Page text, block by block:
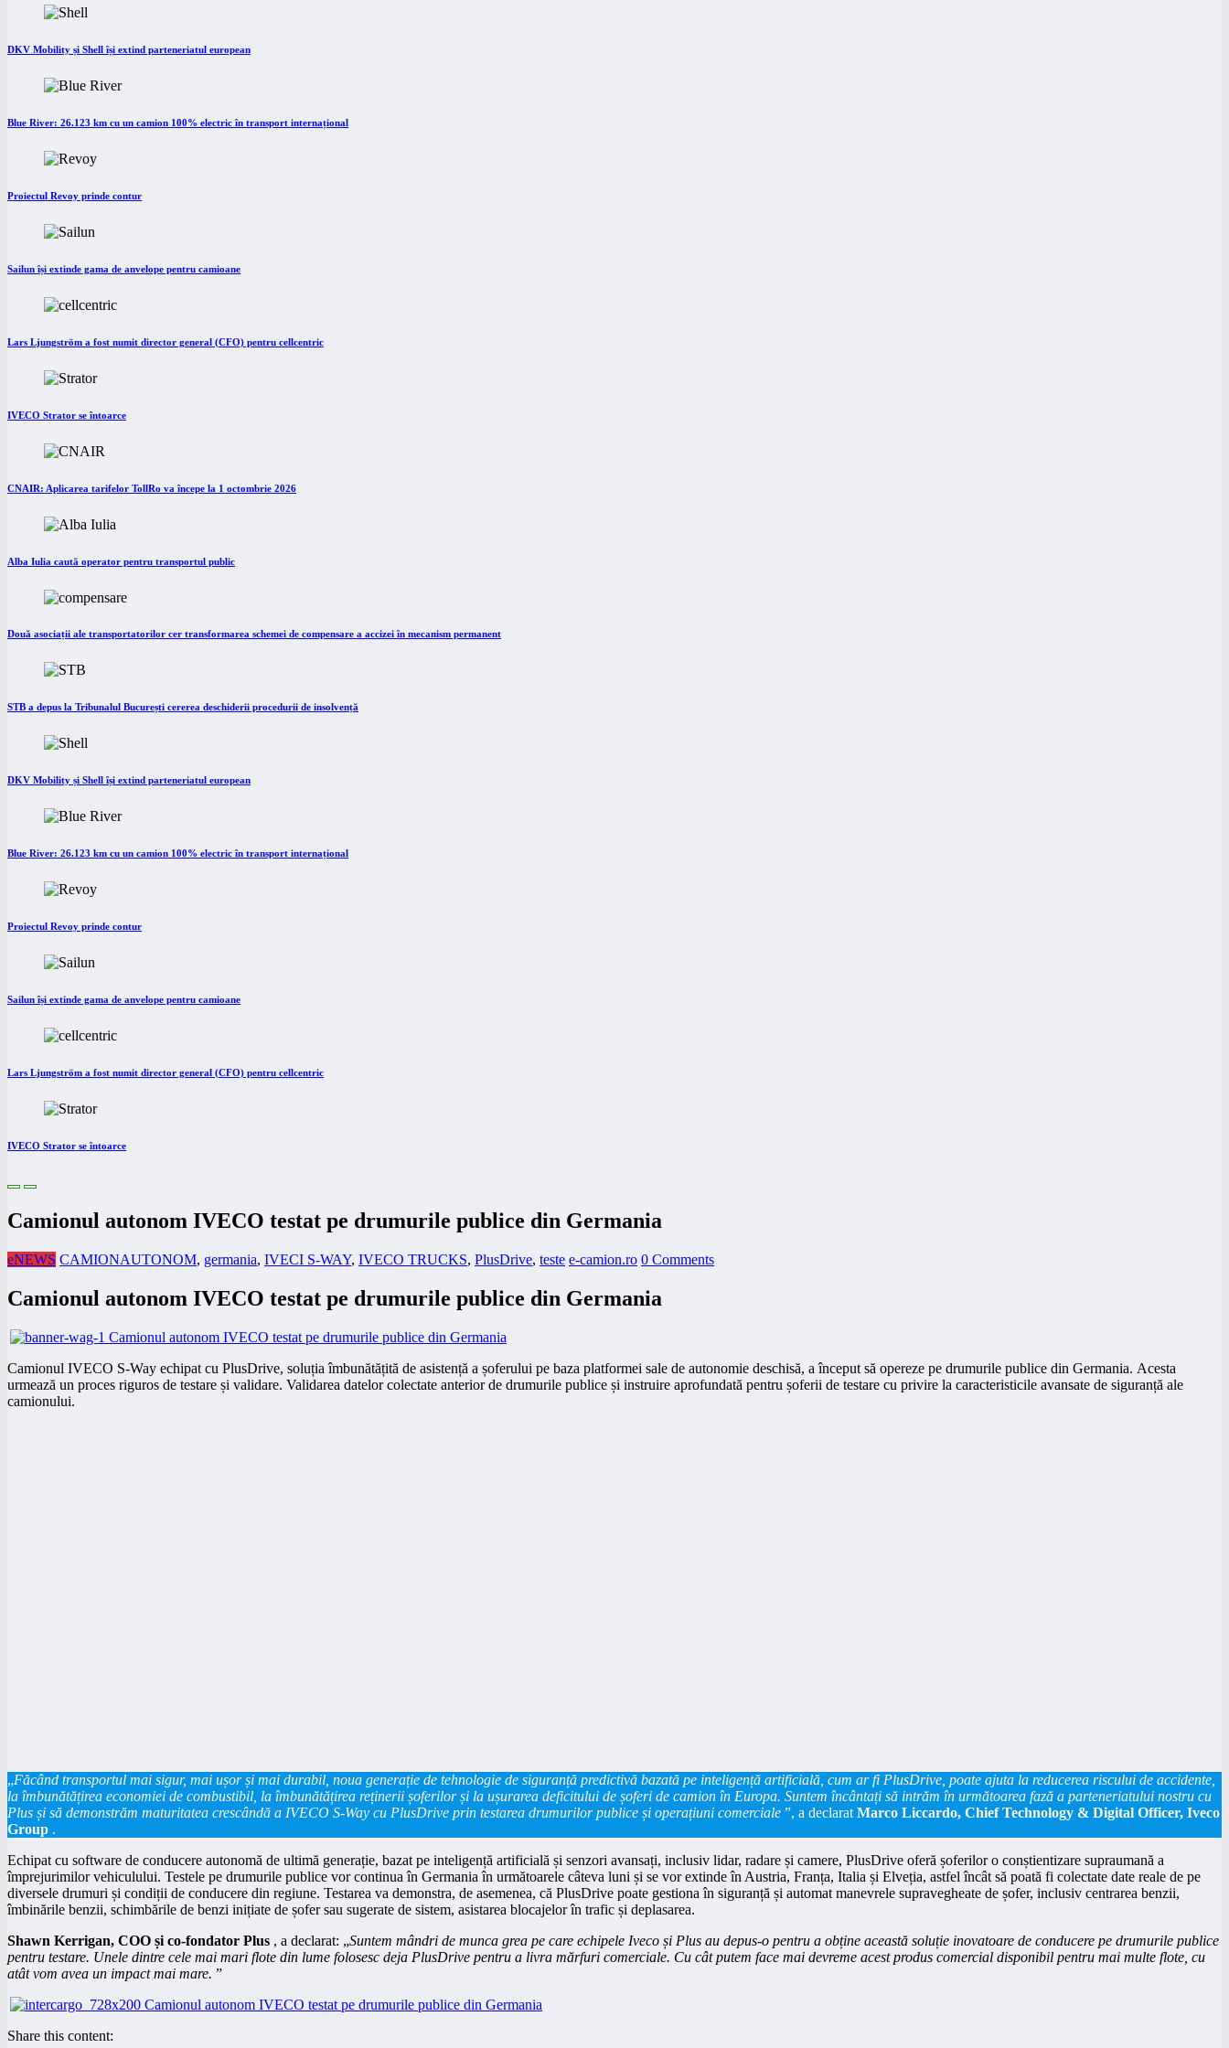
DKV Mobility și Shell își extind parteneriatul european
Blue River: 26.123 km cu un camion 100% electric în transport internațional
Proiectul Revoy prinde contur
Sailun își extinde gama de anvelope pentru camioane
Lars Ljungström a fost numit director general (CFO) pentru cellcentric
IVECO Strator se întoarce
CNAIR: Aplicarea tarifelor TollRo va începe la 1 octombrie 2026
Alba Iulia caută operator pentru transportul public
Două asociații ale transportatorilor cer transformarea schemei de compensare a accizei în mecanism permanent
STB a depus la Tribunalul București cererea deschiderii procedurii de insolvență
DKV Mobility și Shell își extind parteneriatul european
Blue River: 26.123 km cu un camion 100% electric în transport internațional
Proiectul Revoy prinde contur
Sailun își extinde gama de anvelope pentru camioane
Lars Ljungström a fost numit director general (CFO) pentru cellcentric
IVECO Strator se întoarce
Camionul autonom IVECO testat pe drumurile publice din Germania
eNEWS CAMIONAUTONOM, germania, IVECI S-WAY, IVECO TRUCKS, PlusDrive, teste e-camion.ro 0 Comments
Camionul autonom IVECO testat pe drumurile publice din Germania
Camionul IVECO S-Way echipat cu PlusDrive, soluția îmbunătățită de asistență a șoferului pe baza platformei sale de autonomie deschisă, a început să opereze pe drumurile publice din Germania. Acesta
urmează un proces riguros de testare și validare. Validarea datelor colectate anterior de drumurile publice și instruire aprofundată pentru șoferii de testare cu privire la caracteristicile avansate de siguranță ale
camionului.
„Făcând transportul mai sigur, mai ușor și mai durabil, noua generație de tehnologie de siguranță predictivă bazată pe inteligență artificială, cum ar fi PlusDrive, poate ajuta la reducerea riscului de accidente,
la îmbunătățirea economiei de combustibil, la îmbunătățirea reținerii șoferilor și la ușurarea deficitului de șoferi de camion în Europa. Suntem încântați să intrăm în următoarea fază a parteneriatului nostru cu
Plus și să demonstrăm maturitatea crescândă a IVECO S-Way cu PlusDrive prin testarea drumurilor publice și operațiuni comerciale ”, a declarat Marco Liccardo, Chief Technology & Digital Officer, Iveco
Group .
Echipat cu software de conducere autonomă de ultimă generație, bazat pe inteligență artificială și senzori avansați, inclusiv lidar, radare și camere, PlusDrive oferă șoferilor o conștientizare supraumană a
împrejurimilor vehiculului. Testele pe drumurile publice vor continua în Germania în următoarele câteva luni și se vor extinde în Austria, Franța, Italia și Elveția, astfel încât să poată fi colectate date reale de pe
diversele drumuri și condiții de conducere din regiune. Testarea va demonstra, de asemenea, că PlusDrive poate gestiona în siguranță și automat manevrele supravegheate de șofer, inclusiv centrarea benzii,
îmbinările benzii, schimbările de benzi inițiate de șofer sau sugerate de sistem, asistarea blocajelor în trafic și deplasarea.
Shawn Kerrigan, COO și co-fondator Plus , a declarat: „Suntem mândri de munca grea pe care echipele Iveco și Plus au depus-o pentru a obține această soluție inovatoare de conducere pe drumurile publice
pentru testare. Unele dintre cele mai mari flote din lume folosesc deja PlusDrive pentru a livra mărfuri comerciale. Cu cât putem face mai devreme acest produs comercial disponibil pentru mai multe flote, cu
atât vom avea un impact mai mare. ”
Share this content: